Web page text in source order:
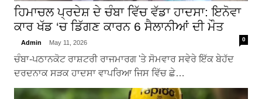
ਹਿਮਾਚਲ ਪ੍ਰਦੇਸ਼ ਦੇ ਚੰਬਾ ਵਿੱਚ ਵੱਡਾ ਹਾਦਸਾ: ਇਨੋਵਾ
ਕਾਰ ਖੱਡ ‘ਚ ਡਿੱਗਣ ਕਾਰਨ 6 ਸੈਲਾਨੀਆਂ ਦੀ ਮੌਤ
Admin May 11, 2026 0
ਚੰਬਾ-ਪਠਾਨਕੋਟ ਰਾਸ਼ਟਰੀ ਰਾਜਮਾਰਗ 'ਤੇ ਸੋਮਵਾਰ ਸਵੇਰੇ ਇੱਕ ਬੇਹੱਦ
ਦਰਦਨਾਕ ਸੜਕ ਹਾਦਸਾ ਵਾਪਰਿਆ ਜਿਸ ਵਿੱਚ ਛੇ…